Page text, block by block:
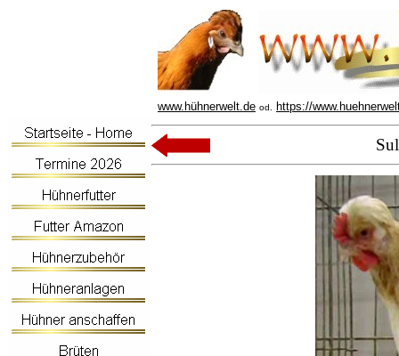
www.hühnerwelt.de od. https://